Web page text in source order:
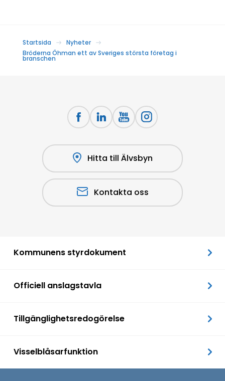
Startsida
Nyheter
Bröderna Öhman ett av Sveriges största företag i
branschen
Hitta till Älvsbyn
Kontakta oss
Kommunens styrdokument
Officiell anslagstavla
Tillgänglighetsredogörelse
Visselblåsarfunktion